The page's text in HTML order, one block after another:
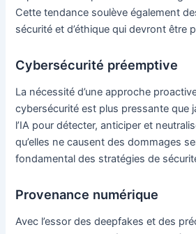
Cette tendance soulève également
sécurité et d’éthique qui devront être
Cybersécurité préemptive
La nécessité d’une approche
cybersécurité est plus pressante que
l’IA pour détecter, anticiper et
qu’elles ne causent des dommages
fondamental des stratégies de
Provenance numérique
Avec l’essor des deepfakes et des